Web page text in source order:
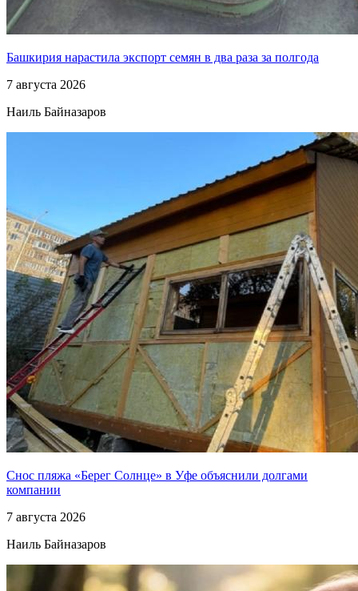
Башкирия нарастила экспорт семян в два раза за полгода
7 августа 2026
Наиль Байназаров
Снос пляжа «Берег Солнце» в Уфе объяснили долгами
компании
7 августа 2026
Наиль Байназаров